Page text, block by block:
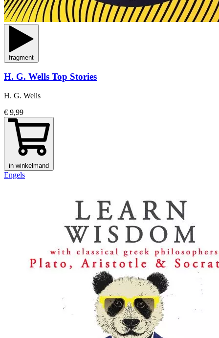
fragment
H. G. Wells Top Stories
H. G. Wells
€ 9,99
in winkelmand
Engels